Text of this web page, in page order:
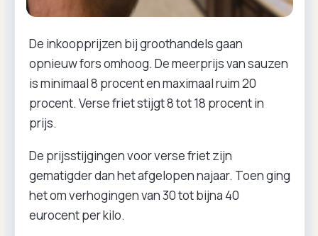
De inkoopprijzen bij groothandels gaan
opnieuw fors omhoog. De meerprijs van sauzen
is minimaal 8 procent en maximaal ruim 20
procent. Verse friet stijgt 8 tot 18 procent in
prijs.
De prijsstijgingen voor verse friet zijn
gematigder dan het afgelopen najaar. Toen ging
het om verhogingen van 30 tot bijna 40
eurocent per kilo.